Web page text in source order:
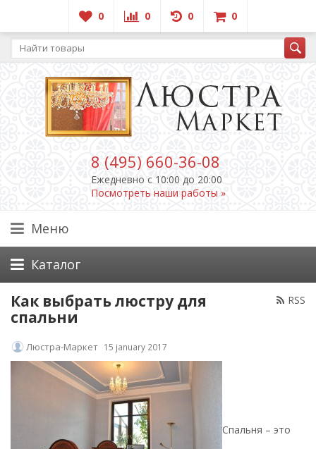
0 0 0 0
8 (495) 660-36-08
Ежедневно c 10:00 до 20:00
Посмотреть наши работы »
Меню
Каталог
RSS
Как выбрать люстру для
спальни
Люстра-Маркет 15 january 2017
Спальня – это